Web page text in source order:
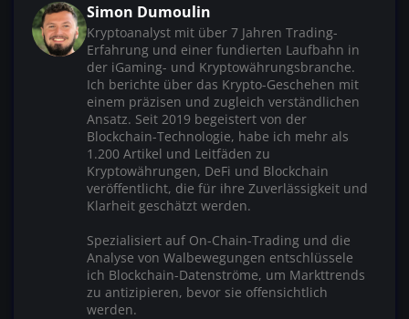
Simon Dumoulin
Kryptoanalyst mit über 7 Jahren Trading-
Erfahrung und einer fundierten Laufbahn in
der iGaming- und Kryptowährungsbranche.
Ich berichte über das Krypto-Geschehen mit
einem präzisen und zugleich verständlichen
Ansatz. Seit 2019 begeistert von der
Blockchain-Technologie, habe ich mehr als
1.200 Artikel und Leitfäden zu
Kryptowährungen, DeFi und Blockchain
veröffentlicht, die für ihre Zuverlässigkeit und
Klarheit geschätzt werden.
Spezialisiert auf On-Chain-Trading und die
Analyse von Walbewegungen entschlüssele
ich Blockchain-Datenströme, um Markttrends
zu antizipieren, bevor sie offensichtlich
werden.